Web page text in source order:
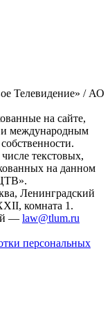
Телевидение» / АО
на сайте,
и международным
текстовых,
на данном
Ленинградский
комната 1.
— law@tlum.ru
персональных